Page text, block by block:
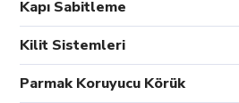
Kapı Sabitleme
Kilit Sistemleri
Parmak Koruyucu Körük